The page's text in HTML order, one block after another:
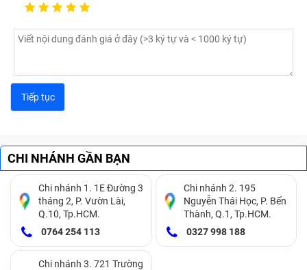
(đã tính công) bị treo logo, hỏng phím cứng, thiếu bộ
nhớ,... Đừng lo vì đã có Bảo Hành One sẽ giúp bạn
chữa.
CHI NHÁNH GẦN BẠN
Chi nhánh 1. 1E Đường 3
tháng 2, P. Vườn Lài,
Q.10, Tp.HCM.
0764 254 113
Chi nhánh 2. 195
Nguyễn Thái Học, P. Bến
Thành, Q.1, Tp.HCM.
0327 998 188
Chi nhánh 3. 721 Trường